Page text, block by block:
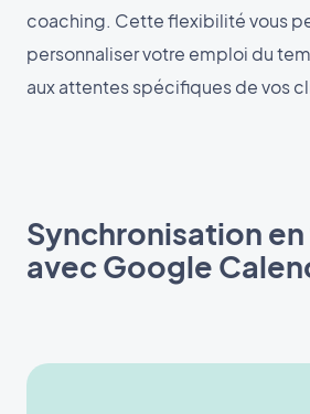
coaching. Cette flexibilité vous
personnaliser votre emploi du
aux attentes spécifiques de vos
Synchronisation
avec Google